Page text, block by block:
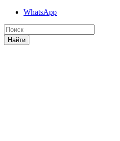
WhatsApp
Найти